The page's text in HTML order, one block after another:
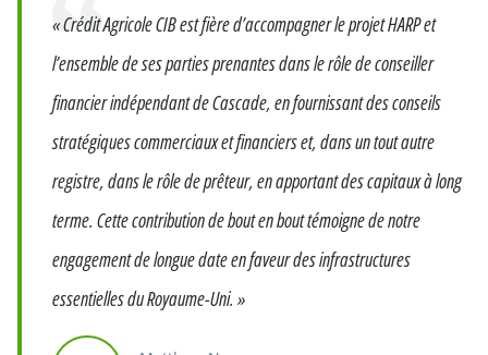
« Crédit Agricole CIB est fière d’accompagner le projet HARP et
l’ensemble de ses parties prenantes dans le rôle de conseiller
financier indépendant de Cascade, en fournissant des conseils
stratégiques commerciaux et financiers et, dans un tout autre
registre, dans le rôle de prêteur, en apportant des capitaux à long
terme. Cette contribution de bout en bout témoigne de notre
engagement de longue date en faveur des infrastructures
essentielles du Royaume-Uni. »